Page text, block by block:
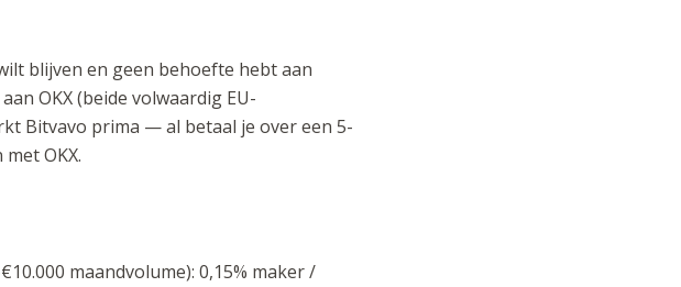
blijven en geen behoefte hebt aan
OKX (beide volwaardig EU-
Bitvavo prima — al betaal je over een 5-
OKX.
maandvolume): 0,15% maker /